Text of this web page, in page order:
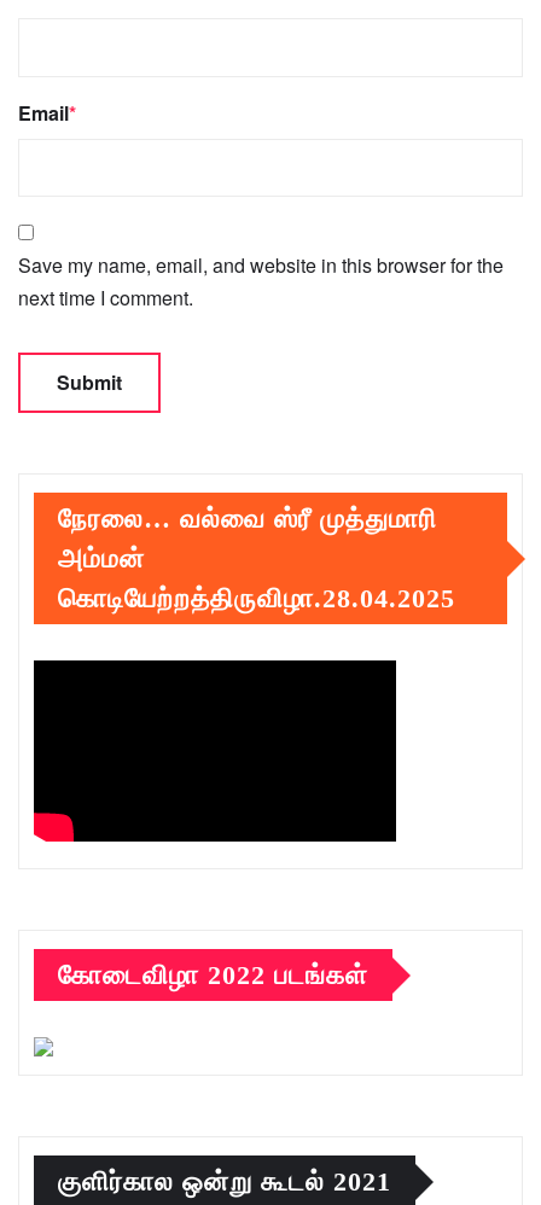
Email*
Save my name, email, and website in this browser for the
next time I comment.
நேரலை… வல்வை ஸ்ரீ முத்துமாரி
அம்மன்
கொடியேற்றத்திருவிழா.28.04.2025
கோடைவிழா 2022 படங்கள்
குளிர்கால ஒன்று கூடல் 2021